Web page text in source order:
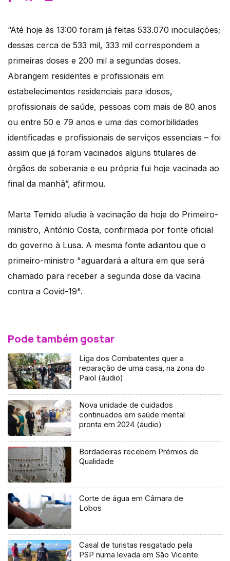
“Até hoje às 13:00 foram já feitas 533.070 inoculações;
dessas cerca de 533 mil, 333 mil correspondem a
primeiras doses e 200 mil a segundas doses.
Abrangem residentes e profissionais em
estabelecimentos residenciais para idosos,
profissionais de saúde, pessoas com mais de 80 anos
ou entre 50 e 79 anos e uma das comorbilidades
identificadas e profissionais de serviços essenciais – foi
assim que já foram vacinados alguns titulares de
órgãos de soberania e eu própria fui hoje vacinada ao
final da manhã”, afirmou.
Marta Temido aludia à vacinação de hoje do Primeiro-
ministro, António Costa, confirmada por fonte oficial
do governo à Lusa. A mesma fonte adiantou que o
primeiro-ministro "aguardará a altura em que será
chamado para receber a segunda dose da vacina
contra a Covid-19".
Pode também gostar
Liga dos Combatentes quer a
reparação de uma casa, na zona do
Paiol (áudio)
Nova unidade de cuidados
continuados em saúde mental
pronta em 2024 (áudio)
Bordadeiras recebem Prémios de
Qualidade
Corte de água em Câmara de
Lobos
Casal de turistas resgatado pela
PSP numa levada em São Vicente